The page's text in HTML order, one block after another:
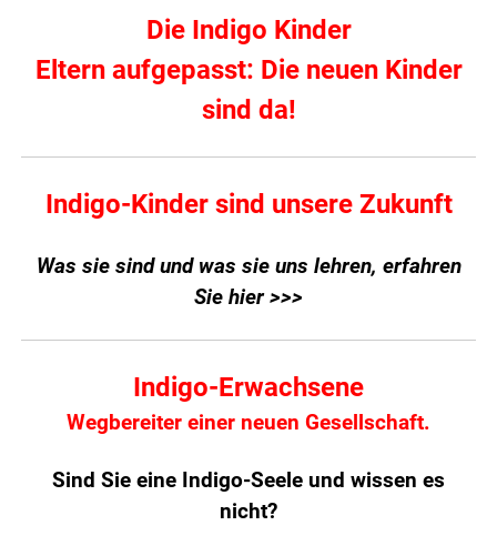
Die Indigo Kinder
Eltern aufgepasst: Die neuen Kinder
sind da!
Indigo-Kinder sind unsere Zukunft
Was sie sind und was sie uns lehren, erfahren
Sie hier >>>
Indigo-Erwachsene
Wegbereiter einer neuen Gesellschaft.
Sind Sie eine Indigo-Seele und wissen es
nicht?